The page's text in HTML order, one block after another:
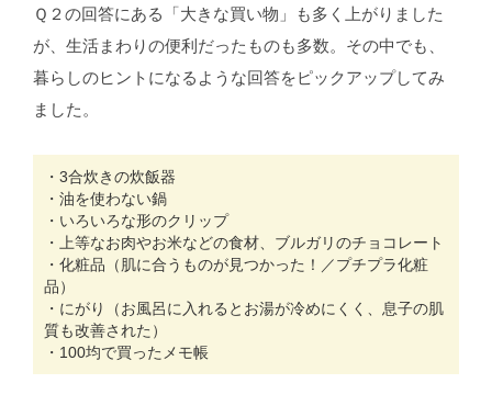
Ｑ２の回答にある「大きな買い物」も多く上がりました
が、生活まわりの便利だったものも多数。その中でも、
暮らしのヒントになるような回答をピックアップしてみ
ました。
・3合炊きの炊飯器
・油を使わない鍋
・いろいろな形のクリップ
・上等なお肉やお米などの食材、ブルガリのチョコレート
・化粧品（肌に合うものが見つかった！／プチプラ化粧
品）
・にがり（お風呂に入れるとお湯が冷めにくく、息子の肌
質も改善された）
・100均で買ったメモ帳